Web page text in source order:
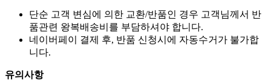
단순 고객 변심에 의한 교환/반품인 경우 고객님께서 반
품관련 왕복배송비를 부담하셔야 합니다.
네이버페이 결제 후, 반품 신청시에 자동수거가 불가합
니다.
유의사항